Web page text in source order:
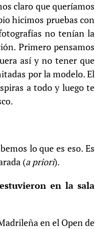
claro que queríamos
hicimos pruebas con
no tenían la
Primero pensamos
así y no tener que
por la modelo. El
a todo y luego te
lo que es eso. Es
(a priori).
en la sala
en el Open de